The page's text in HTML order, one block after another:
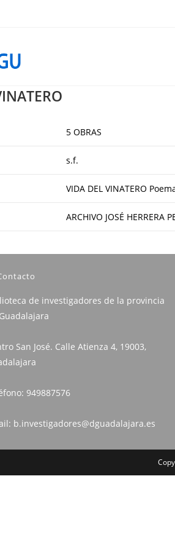
5 OBRAS
s.f.
VIDA DEL VINATERO
ARCHIVO JOSÉ HERRERA
de investigadores de la provincia
San José. Calle Atienza 4, 19003,
949887576
b.investigadores@dguadalajara.es